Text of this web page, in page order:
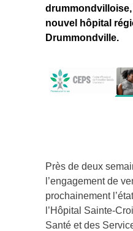
nouvel hôpital
Drummondville.
Près de deux
l’engagement de
prochainement
l’Hôpital Sainte-
Santé et des